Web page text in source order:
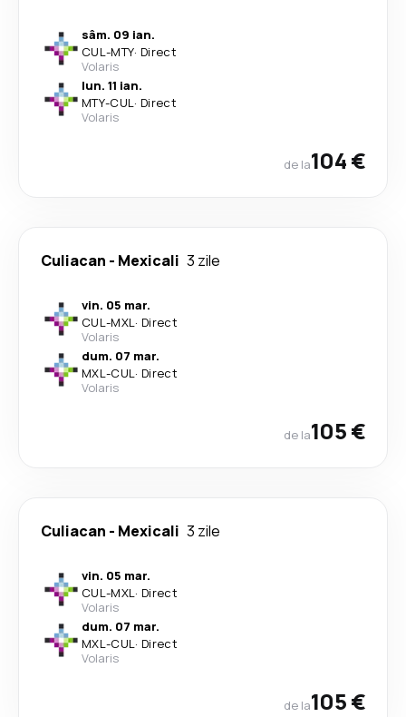
sâm. 09 ian.
CUL-MTY· Direct
Volaris
lun. 11 ian.
MTY-CUL· Direct
Volaris
de la104 €
Culiacan - Mexicali 3 zile
vin. 05 mar.
CUL-MXL· Direct
Volaris
dum. 07 mar.
MXL-CUL· Direct
Volaris
de la105 €
Culiacan - Mexicali 3 zile
vin. 05 mar.
CUL-MXL· Direct
Volaris
dum. 07 mar.
MXL-CUL· Direct
Volaris
de la105 €